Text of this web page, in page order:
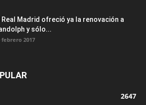
Real Madrid ofreció ya la renovación a
y sólo...
febrero 2017
2647